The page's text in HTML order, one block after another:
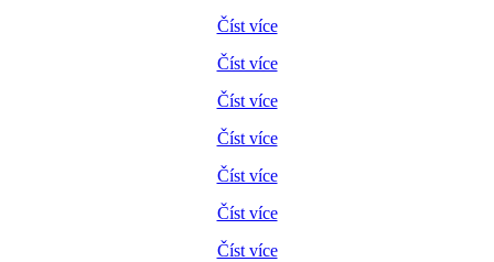
Číst více
Číst více
Číst více
Číst více
Číst více
Číst více
Číst více